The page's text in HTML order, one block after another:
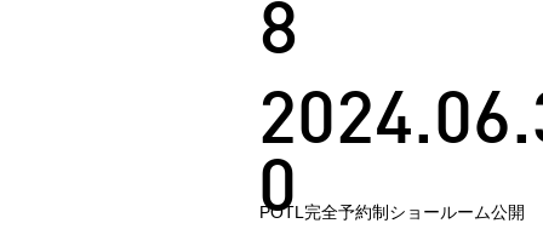
POTL完全予約制ショールーム公開
8
0